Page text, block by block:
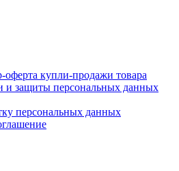
купли-продажи товара
и защиты персональных данных
персональных данных